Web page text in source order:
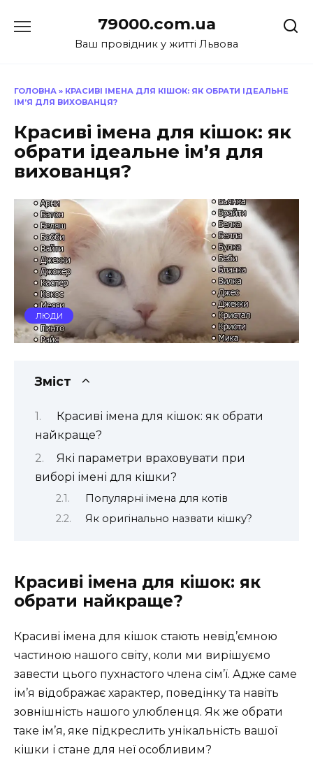
до
79000.com.ua
Ваш провідник у житті Львова
ГОЛОВНА » КРАСИВІ ІМЕНА ДЛЯ КІШОК: ЯК ОБРАТИ ІДЕАЛЬНЕ
ІМ’Я ДЛЯ ВИХОВАНЦЯ?
Красиві імена для кішок: як
обрати ідеальне ім’я для
вихованця?
ЛЮДИ
Зміст
Красиві імена для кішок: як обрати
найкраще?
Які параметри враховувати при
виборі імені для кішки?
Популярні імена для котів
Як оригінально назвати кішку?
Красиві імена для кішок: як
обрати найкраще?
Красиві імена для кішок стають невід’ємною
частиною нашого світу, коли ми вирішуємо
завести цього пухнастого члена сім’ї. Адже саме
ім’я відображає характер, поведінку та навіть
зовнішність нашого улюбленця. Як же обрати
таке ім’я, яке підкреслить унікальність вашої
кішки і стане для неї особливим?